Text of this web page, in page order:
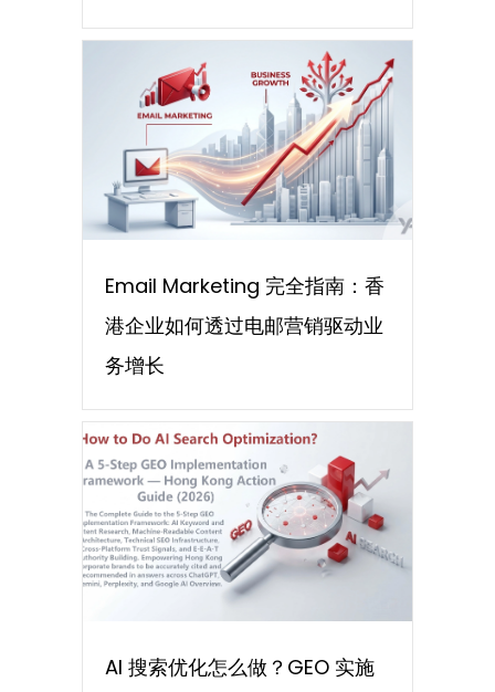
Email Marketing 完全指南：香
港企业如何透过电邮营销驱动业
务增长
AI 搜索优化怎么做？GEO 实施